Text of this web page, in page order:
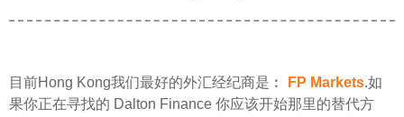
目前Hong Kong我们最好的外汇经纪商是︰ FP Markets.如
果你正在寻找的 Dalton Finance 你应该开始那里的替代方